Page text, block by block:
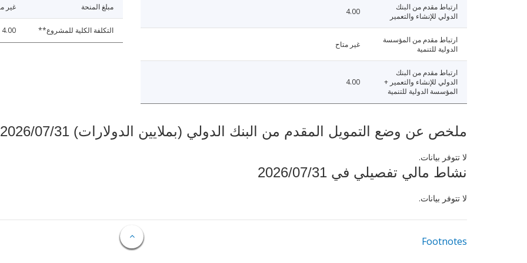
ارتباط مقدم من البنك
الدولي للإنشاء والتعمير
4.00
ارتباط مقدم من المؤسسة
الدولية للتنمية
غير متاح
ارتباط مقدم من البنك
الدولي للإنشاء والتعمير +
المؤسسة الدولية للتنمية
4.00
مبلغ المنحة غير
التكلفة الكلية للمشروع** 4.00
ملخص عن وضع التمويل المقدم من البنك الدولي (بملايين الدولارات) 2026/07/31
لا تتوفر بيانات.
نشاط مالي تفصيلي في 2026/07/31
لا تتوفر بيانات.
Footnotes